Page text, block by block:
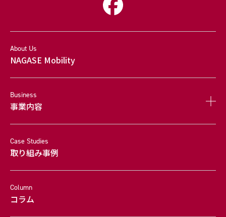
About Us
NAGASE Mobility
Business
事業内容
Case Studies
取り組み事例
Column
コラム